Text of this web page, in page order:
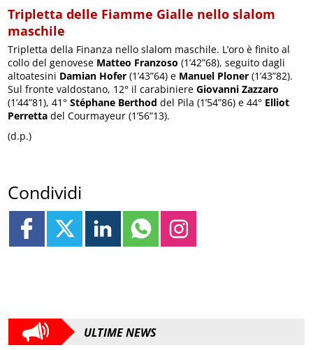
Tripletta delle Fiamme Gialle nello slalom
maschile
Tripletta della Finanza nello slalom maschile. L’oro è finito al
collo del genovese Matteo Franzoso (1’42”68), seguito dagli
altoatesini Damian Hofer (1’43”64) e Manuel Ploner (1’43”82).
Sul fronte valdostano, 12° il carabiniereGiovanni Zazzaro
(1’44”81), 41°Stéphane Berthod del Pila (1’54”86) e 44° Elliot
Perretta del Courmayeur (1’56”13).
(d.p.)
Condividi
ULTIME NEWS